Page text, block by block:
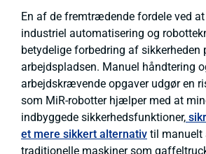
En af de fremtrædende fordele ved
industriel automatisering og
betydelige forbedring af sikkerheden
arbejdspladsen. Manuel håndtering
arbejdskrævende opgaver udgør en
som MiR-robotter hjælper med at
indbyggede sikkerhedsfunktioner,
et mere sikkert alternativ til manuelt
traditionelle maskiner som